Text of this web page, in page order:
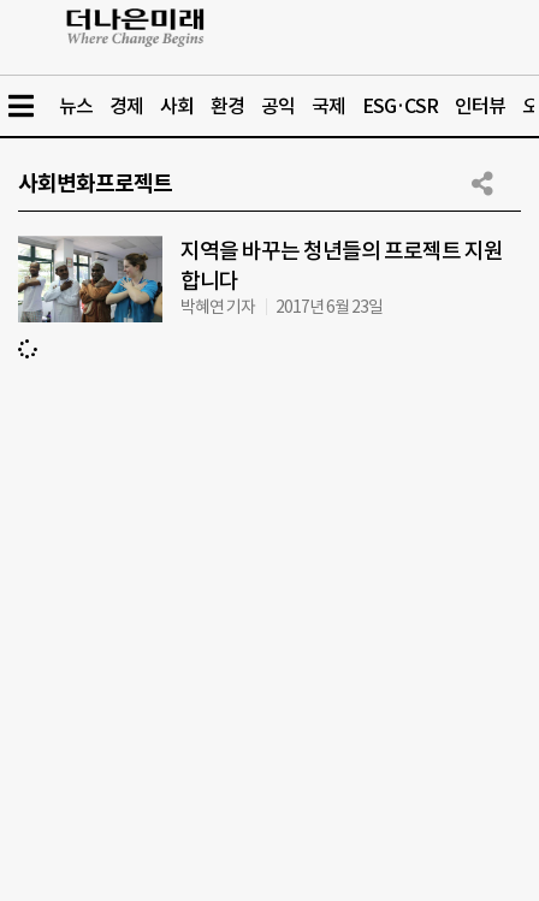
뉴스 경제 사회 환경 공익 국제 ESG·CSR 인터뷰
사회변화프로젝트
지역을 바꾸는 청년들의 프로젝트 지원
합니다
박혜연 기자 2017년 6월 23일